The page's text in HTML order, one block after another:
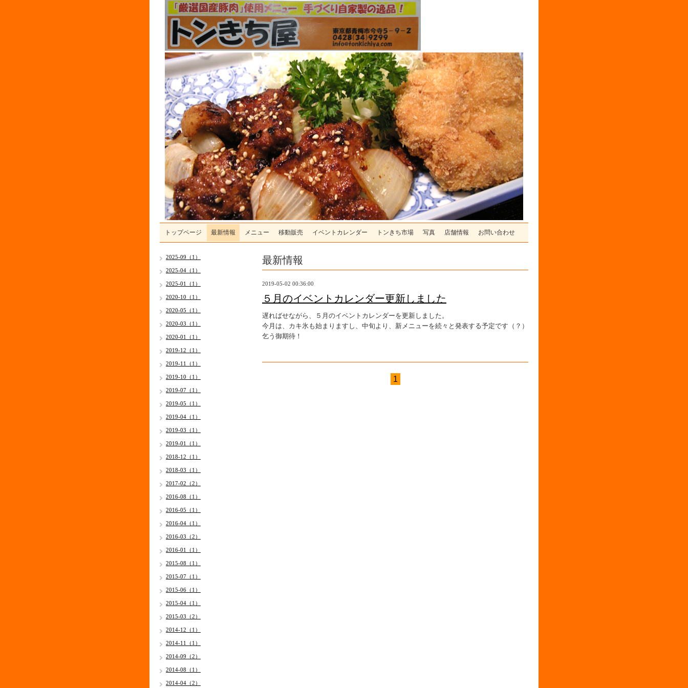
トップページ 最新情報 メニュー 移動販売 イベントカレンダー トンきち市場 写真 店舗情報 お問い合わせ
最新情報
2019-05-02 00:36:00
５月のイベントカレンダー更新しました
遅ればせながら、５月のイベントカレンダーを更新しました。
今月は、カキ氷も始まりますし、中旬より、新メニューを続々と発表する予定です（？）
乞う御期待！
1
2025-09（1）
2025-04（1）
2025-01（1）
2020-10（1）
2020-05（1）
2020-03（1）
2020-01（1）
2019-12（1）
2019-11（1）
2019-10（1）
2019-07（1）
2019-05（1）
2019-04（1）
2019-03（1）
2019-01（1）
2018-12（1）
2018-03（1）
2017-02（2）
2016-08（1）
2016-05（1）
2016-04（1）
2016-03（2）
2016-01（1）
2015-08（1）
2015-07（1）
2015-06（1）
2015-04（1）
2015-03（2）
2014-12（1）
2014-11（1）
2014-09（2）
2014-08（1）
2014-04（2）